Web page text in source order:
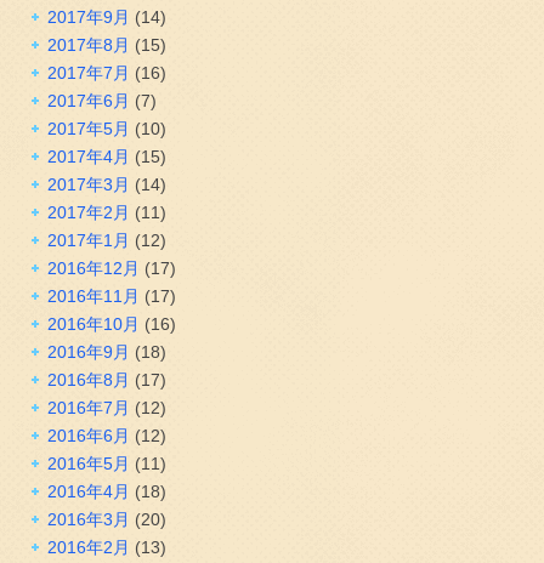
2017年9月 (14)
2017年8月 (15)
2017年7月 (16)
2017年6月 (7)
2017年5月 (10)
2017年4月 (15)
2017年3月 (14)
2017年2月 (11)
2017年1月 (12)
2016年12月 (17)
2016年11月 (17)
2016年10月 (16)
2016年9月 (18)
2016年8月 (17)
2016年7月 (12)
2016年6月 (12)
2016年5月 (11)
2016年4月 (18)
2016年3月 (20)
2016年2月 (13)